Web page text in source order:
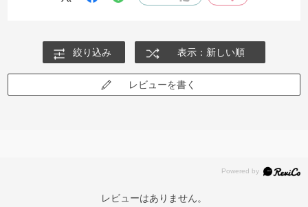
絞り込み 表示：新しい順
レビューを書く
レビューはありません。